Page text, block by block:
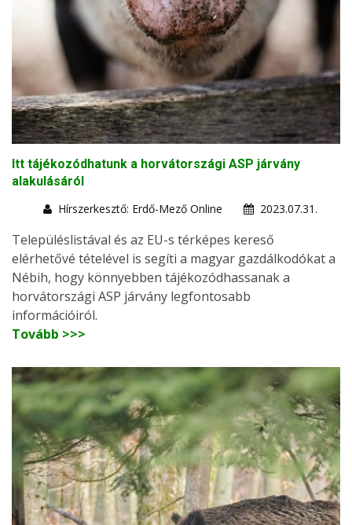
Itt tájékozódhatunk a horvátországi ASP járvány
alakulásáról
Hírszerkesztő: Erdő-Mező Online
2023.07.31.
Településlistával és az EU-s térképes kereső
elérhetővé tételével is segíti a magyar gazdálkodókat a
Nébih, hogy könnyebben tájékozódhassanak a
horvátországi ASP járvány legfontosabb
információiról.
Tovább >>>